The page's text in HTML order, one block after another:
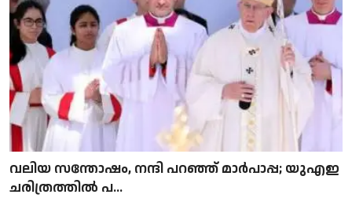
വലിയ സന്തോഷം, നന്ദി പറഞ്ഞ് മാർപാപ്പ; യുഎഇ
ചരിത്രത്തിൽ പ...